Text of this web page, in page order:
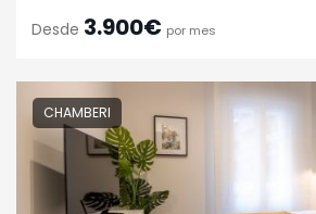
Desde 3.900€ por mes
CHAMBERI